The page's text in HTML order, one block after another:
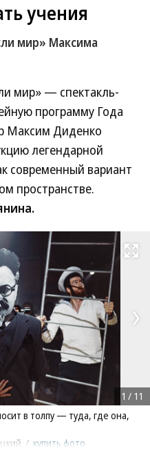
учения
мир» Максима
мир» — спектакль-
программу Года
Максим Диденко
легендарной
современный вариант
пространстве.
Развернуть
в толпу — туда, где она,
/ купить фото
1 / 11